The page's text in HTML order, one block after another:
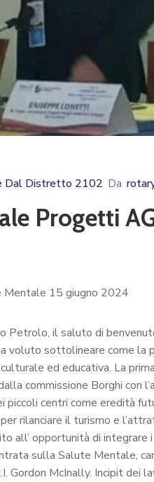
Dal Distretto 2102 Da
Progetti
Mentale 15 giugno 2024
Petrolo, il saluto di
voluto sottolineare come
ed educativa. La
commissione Borghi con
centri come eredità
rilanciare il turismo e
all’ opportunità di
sulla Salute Mentale,
Gordon McInally. Incipit dei